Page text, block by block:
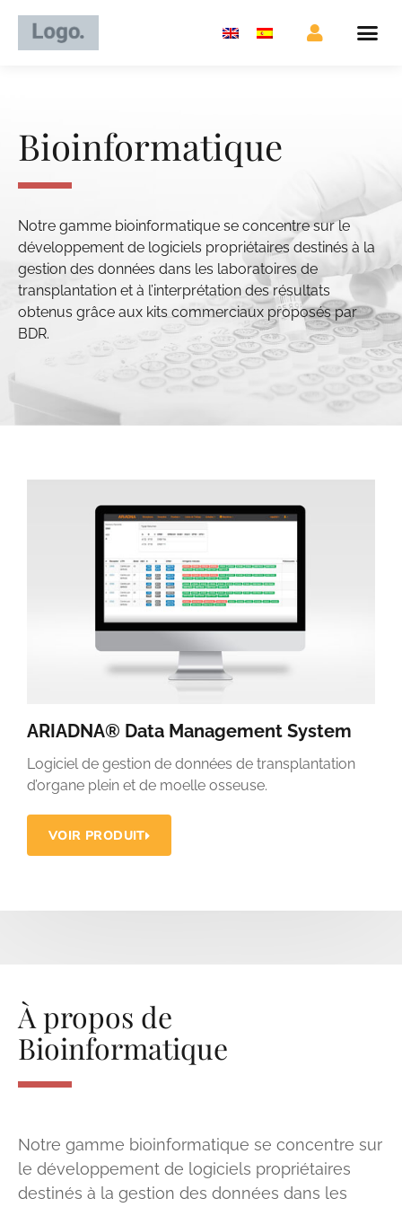
Bioinformatique
Notre gamme bioinformatique se concentre sur le
développement de logiciels propriétaires destinés à la
gestion des données dans les laboratoires de
transplantation et à l’interprétation des résultats
obtenus grâce aux kits commerciaux proposés par
BDR.
ARIADNA® Data Management System
Logiciel de gestion de données de transplantation
d’organe plein et de moelle osseuse.
VOIR PRODUIT
À propos de
Bioinformatique
Notre gamme bioinformatique se concentre sur
le développement de logiciels propriétaires
destinés à la gestion des données dans les